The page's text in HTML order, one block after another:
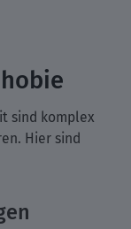
sind komplex
Hier sind